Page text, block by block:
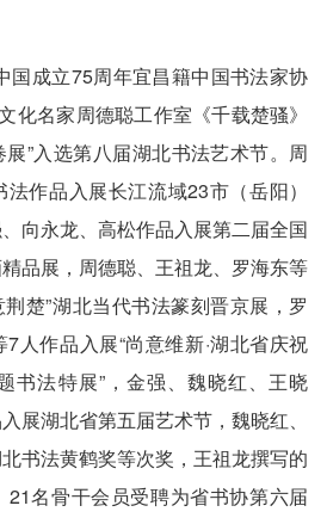
国成立75周年宜昌籍中国书法家协
化名家周德聪工作室《千载楚骚》
”入选第八届湖北书法艺术节。周
作品入展长江流域23市（岳阳）
向永龙、高松作品入展第二届全国
品展，周德聪、王祖龙、罗海东等
楚”湖北当代书法篆刻晋京展，罗
人作品入展“尚意维新·湖北省庆祝
书法特展”，金强、魏晓红、王晓
展湖北省第五届艺术节，魏晓红、
书法黄鹤奖等次奖，王祖龙撰写的
21名骨干会员受聘为省书协第六届